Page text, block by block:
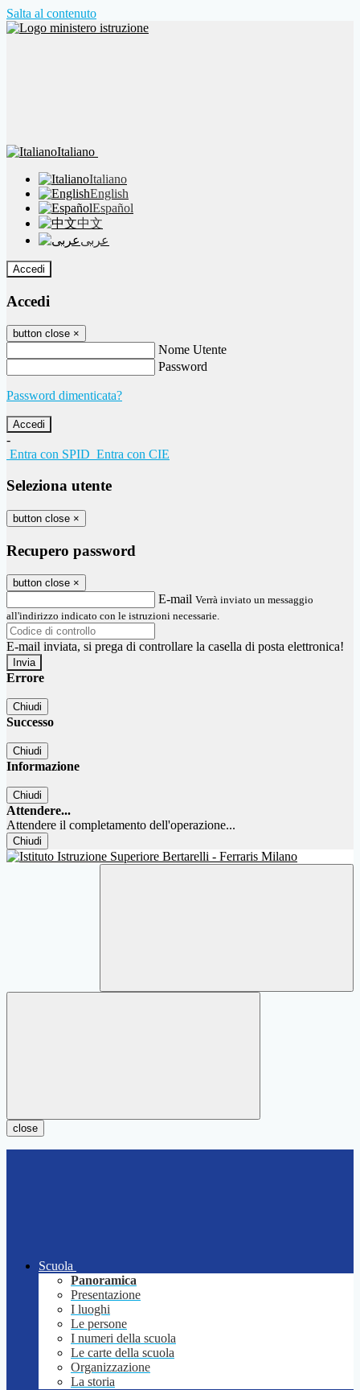
Salta al contenuto
Italiano
Italiano
English
Español
中文
عربى
Accedi
Accedi
button close ×
Nome Utente
Password
Password dimenticata?
-
Entra con SPID Entra con CIE
Seleziona utente
button close ×
Recupero password
button close ×
E-mail Verrà inviato un messaggio
all'indirizzo indicato con le istruzioni necessarie.
E-mail inviata, si prega di controllare la casella di posta elettronica!
Errore
Chiudi
Successo
Chiudi
Informazione
Chiudi
Attendere...
Attendere il completamento dell'operazione...
Chiudi
close
Scuola
Panoramica
Presentazione
I luoghi
Le persone
I numeri della scuola
Le carte della scuola
Organizzazione
La storia